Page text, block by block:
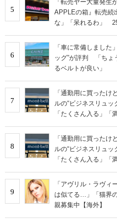
5
「転売ヤー大量発
APPLEの箱』転売
な」「呆れるわ」
6
「車に常備しまし
ッグ”が評判 「ちょ
るベルトが良い」
7
「通勤用に買った
ルの“ビジネスリュ
「たくさん入る」「
8
「通勤用に買った
ルの“ビジネスリュ
「たくさん入る」「
9
「アヴリル・ラヴ
は似てる…」「猫界
親募集中【海外】